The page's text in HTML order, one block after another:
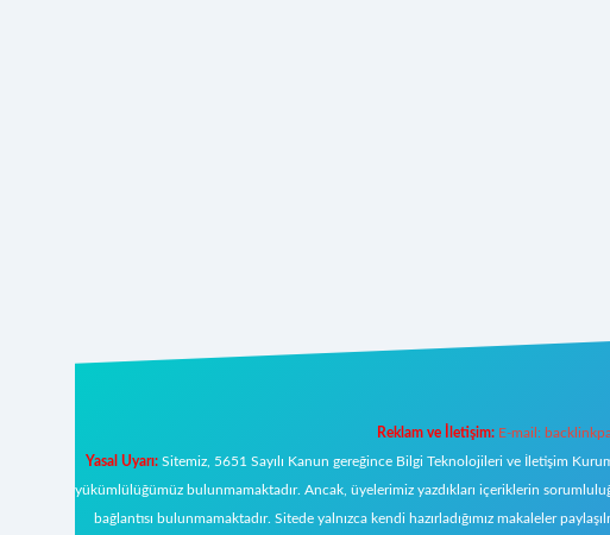
Reklam ve İletişim: E-mail:
Yasal Uyarı:Sitemiz, 5651 Sayılı Kanun gereğince Bilgi Teknolojileri ve İletişim
yükümlülüğümüz bulunmamaktadır. Ancak, üyelerimiz yazdıkları içeriklerin
bağlantısı bulunmamaktadır. Sitede yalnızca kendi hazırladığımız makaleler